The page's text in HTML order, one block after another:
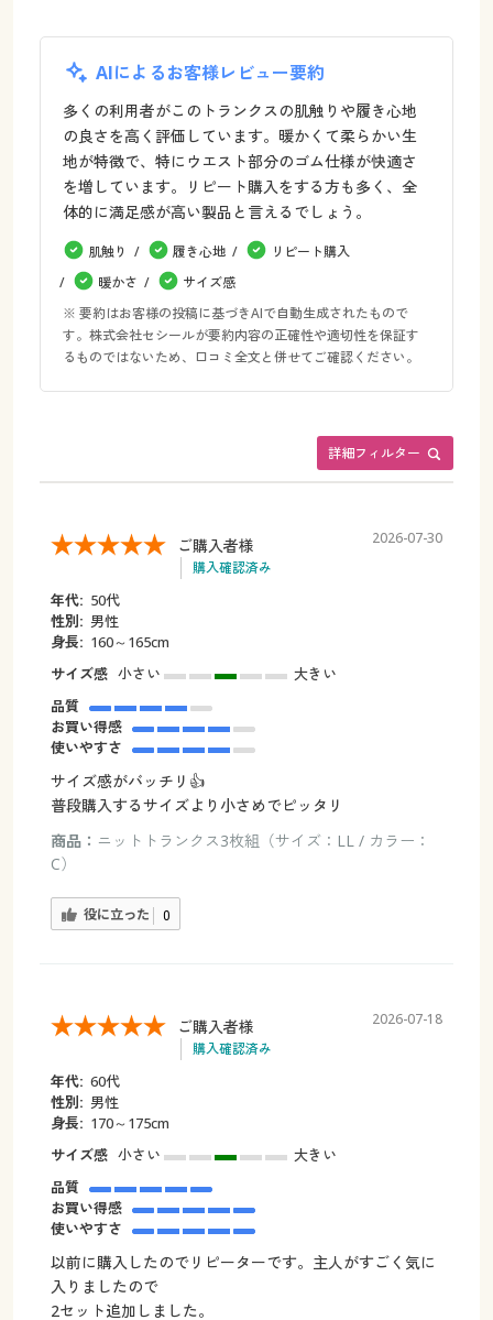
AIによるお客様レビュー要約
多くの利用者がこのトランクスの肌触りや履き心地
の良さを高く評価しています。暖かくて柔らかい生
地が特徴で、特にウエスト部分のゴム仕様が快適さ
を増しています。リピート購入をする方も多く、全
体的に満足感が高い製品と言えるでしょう。
肌触り 履き心地
リピート購入
暖かさ
サイズ感
※ 要約はお客様の投稿に基づきAIで自動生成されたもので
す。株式会社セシールが要約内容の正確性や適切性を保証す
るものではないため、口コミ全文と併せてご確認ください。
詳細フィルター
ご購入者様
購入確認済み
2026-07-30
年代: 50代
性別: 男性
身長: 160～165cm
サイズ感 小さい
大きい
品質
お買い得感
使いやすさ
サイズ感がバッチリ👍
普段購入するサイズより小さめでピッタリ
商品： ニットトランクス3枚組（サイズ：LL / カラー：
C）
役に立った 0
ご購入者様
購入確認済み
2026-07-18
年代: 60代
性別: 男性
身長: 170～175cm
サイズ感 小さい
大きい
品質
お買い得感
使いやすさ
以前に購入したのでリピーターです。主人がすごく気に
入りましたので
2セット追加しました。